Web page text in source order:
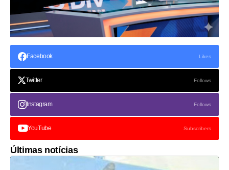
Facebook Likes
Twitter Follows
Instagram Follows
YouTube Subscribers
Últimas notícias